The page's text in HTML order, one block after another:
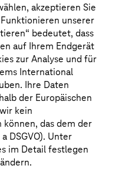
Bild ist KI-generiert
akzeptieren Sie
unserer
bedeutet, dass
auf Ihrem Endgerät
zur Analyse und für
International
Ihre Daten
der Europäischen
kein
das dem der
DSGVO). Unter
im Detail festlegen